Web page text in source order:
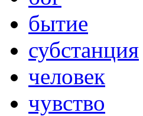
бытие
субстанция
человек
чувство